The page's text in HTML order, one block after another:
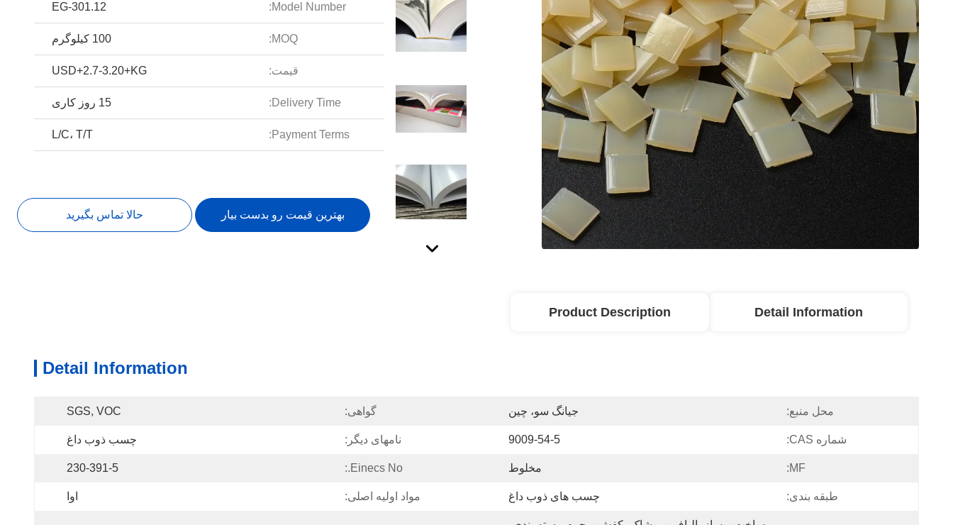
Model Number:
EG-301.12
MOQ: 100 کیلوگرم
قیمت: USD+2.7-3.20+KG
Delivery Time: 15 روز کاری
Payment Terms: L/C، T/T
بهترین قیمت رو بدست بیار حالا تماس بگیرید
Detail Information
Product Description
Detail Information
محل منبع: جیانگ سو، چین گواهی: SGS, VOC
شماره CAS: 9009-54-5 نامهای دیگر: چسب ذوب داغ
MF: مخلوط Einecs No.:
230-391-5
طبقه بندی: چسب های ذوب داغ مواد اولیه اصلی: اوا